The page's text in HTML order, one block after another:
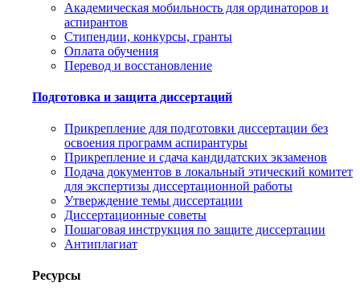
Академическая мобильность для ординаторов и
аспирантов
Стипендии, конкурсы, гранты
Оплата обучения
Перевод и восстановление
Подготовка и защита диссертаций
Прикрепление для подготовки диссертации без
освоения программ аспирантуры
Прикрепление и сдача кандидатских экзаменов
Подача документов в локальный этический комитет
для экспертизы диссертационной работы
Утверждение темы диссертации
Диссертационные советы
Пошаговая инструкция по защите диссертации
Антиплагиат
Ресурсы